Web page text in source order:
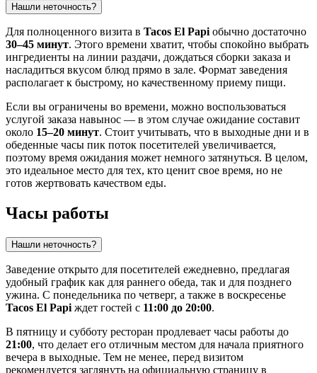
Нашли неточность?
Для полноценного визита в Tacos El Papi обычно достаточно
30–45 минут. Этого времени хватит, чтобы спокойно выбрать
ингредиенты на линии раздачи, дождаться сборки заказа и
насладиться вкусом блюд прямо в зале. Формат заведения
располагает к быстрому, но качественному приему пищи.
Если вы ограничены во времени, можно воспользоваться
услугой заказа навынос — в этом случае ожидание составит
около 15–20 минут. Стоит учитывать, что в выходные дни и в
обеденные часы пик поток посетителей увеличивается,
поэтому время ожидания может немного затянуться. В целом,
это идеальное место для тех, кто ценит свое время, но не
готов жертвовать качеством еды.
Часы работы
Нашли неточность?
Заведение открыто для посетителей ежедневно, предлагая
удобный график как для раннего обеда, так и для позднего
ужина. С понедельника по четверг, а также в воскресенье
Tacos El Papi ждет гостей с 11:00 до 20:00.
В пятницу и субботу ресторан продлевает часы работы до
21:00, что делает его отличным местом для начала приятного
вечера в выходные. Тем не менее, перед визитом
рекомендуется заглянуть на официальную страницу в